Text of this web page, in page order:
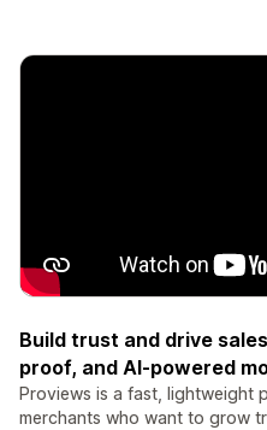
Build trust and drive
proof, and AI-powered
Proviews is a fast, lightweight
merchants who want to grow